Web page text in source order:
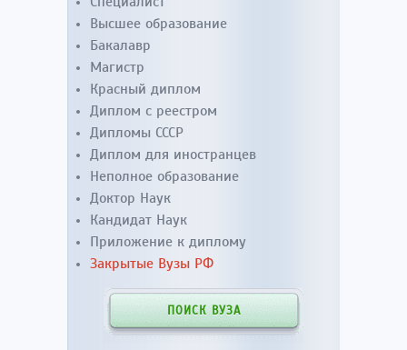
Высшее образование
Бакалавр
Магистр
Красный диплом
Диплом с реестром
Дипломы СССР
Диплом для иностранцев
Неполное образование
Доктор Наук
Кандидат Наук
Приложение к диплому
Закрытые Вузы РФ
ПОИСК ВУЗА